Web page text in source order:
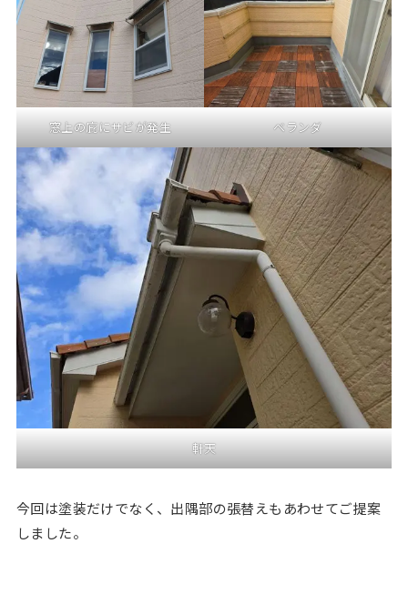
窓上の庇にサビが発生 ベランダ
軒天
今回は塗装だけでなく、出隅部の張替えもあわせてご提案
しました。